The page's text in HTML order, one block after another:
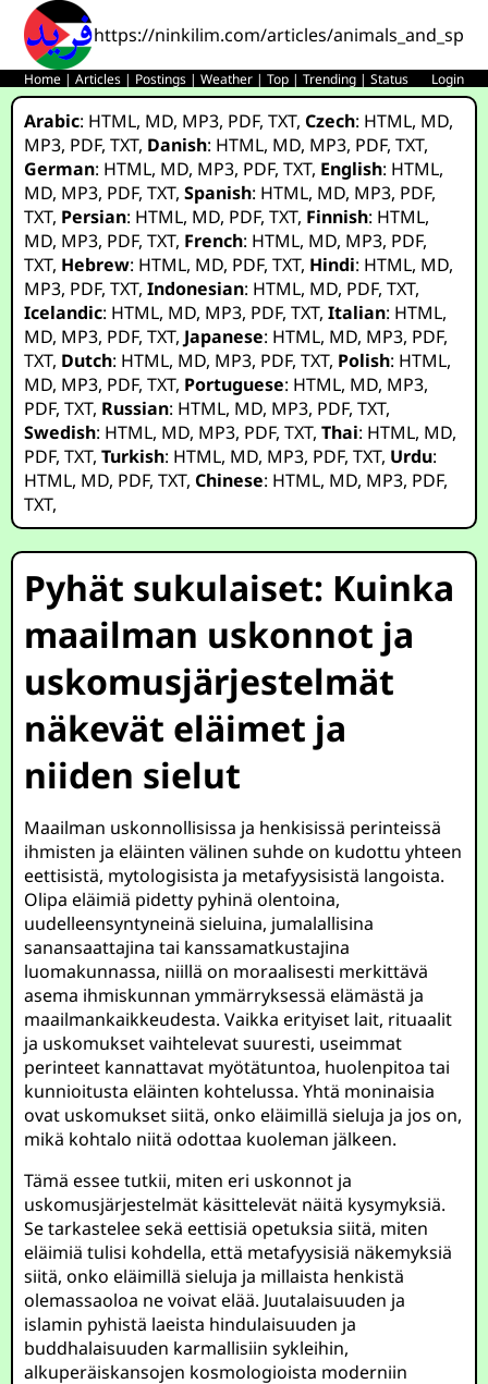
https://ninkilim.com/articles/
Home |Articles | Postings |Weather |Top |Trending |Status Login
Arabic: HTML, MD, MP3, PDF,TXT,Czech: HTML, MD,
MP3, PDF,TXT, Danish: HTML, MD, MP3, PDF,TXT,
German: HTML, MD, MP3, PDF,TXT, English: HTML,
MD, MP3, PDF,TXT,Spanish: HTML, MD, MP3, PDF,
TXT, Persian: HTML, MD, PDF,TXT, Finnish: HTML,
MD, MP3, PDF,TXT, French: HTML, MD, MP3, PDF,
TXT, Hebrew: HTML, MD, PDF,TXT, Hindi: HTML, MD,
MP3, PDF,TXT,Indonesian: HTML, MD, PDF,TXT,
Icelandic: HTML, MD, MP3, PDF,TXT,Italian: HTML,
MD, MP3, PDF,TXT, Japanese: HTML, MD, MP3, PDF,
TXT, Dutch: HTML, MD, MP3, PDF,TXT, Polish: HTML,
MD, MP3, PDF,TXT, Portuguese: HTML, MD, MP3,
PDF,TXT, Russian: HTML, MD, MP3, PDF,TXT,
Swedish: HTML, MD, MP3, PDF,TXT,Thai: HTML, MD,
PDF,TXT,Turkish: HTML, MD, MP3, PDF,TXT, Urdu:
HTML, MD, PDF,TXT,Chinese: HTML, MD, MP3, PDF,
TXT,
Pyhät sukulaiset: Kuinka
maailman uskonnot ja
uskomusjärjestelmät
näkevät eläimet ja
niiden sielut
Maailman uskonnollisissa ja henkisissä perinteissä
ihmisten ja eläinten välinen suhde on kudottu yhteen
eettisistä, mytologisista ja metafyysisistä langoista.
Olipa eläimiä pidetty pyhinä olentoina,
uudelleensyntyneinä sieluina, jumalallisina
sanansaattajina tai kanssamatkustajina
luomakunnassa, niillä on moraalisesti merkittävä
asema ihmiskunnan ymmärryksessä elämästä ja
maailmankaikkeudesta. Vaikka erityiset lait, rituaalit
ja uskomukset vaihtelevat suuresti, useimmat
perinteet kannattavat myötätuntoa, huolenpitoa tai
kunnioitusta eläinten kohtelussa. Yhtä moninaisia
ovat uskomukset siitä, onko eläimillä sieluja ja jos on,
mikä kohtalo niitä odottaa kuoleman jälkeen.
Tämä essee tutkii, miten eri uskonnot ja
uskomusjärjestelmät käsittelevät näitä kysymyksiä.
Se tarkastelee sekä eettisiä opetuksia siitä, miten
eläimiä tulisi kohdella, että metafyysisiä näkemyksiä
siitä, onko eläimillä sieluja ja millaista henkistä
olemassaoloa ne voivat elää. Juutalaisuuden ja
islamin pyhistä laeista hindulaisuuden ja
buddhalaisuuden karmallisiin sykleihin,
alkuperäiskansojen kosmologioista moderniin